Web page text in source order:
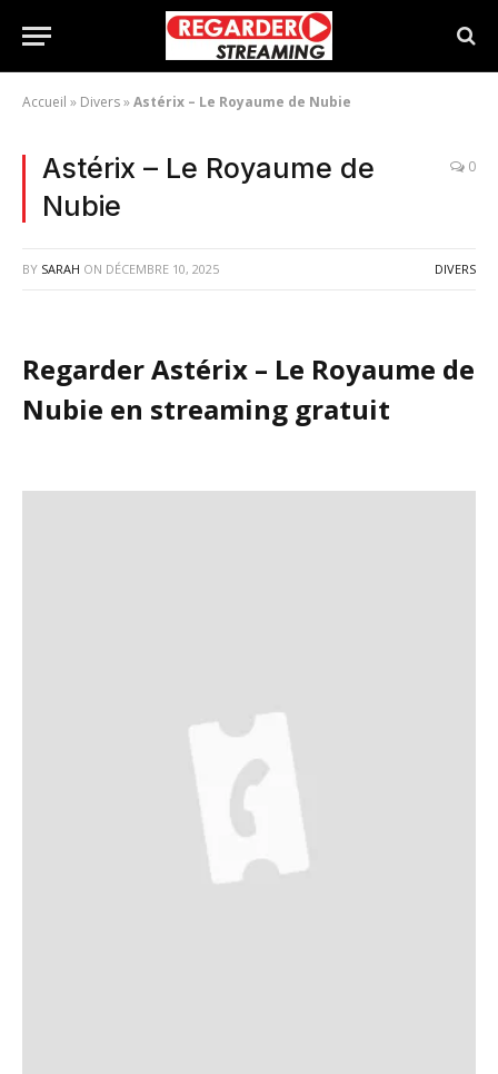
Accueil » Divers»Astérix – Le Royaume de Nubie
Astérix – Le Royaume de
Nubie
0
BY SARAH ON DÉCEMBRE 10, 2025 DIVERS
Regarder Astérix – Le Royaume de
Nubie en streaming gratuit